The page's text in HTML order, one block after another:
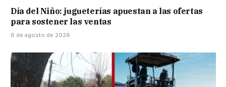
Día del Niño: jugueterías apuestan a las ofertas
para sostener las ventas
6 de agosto de 2026